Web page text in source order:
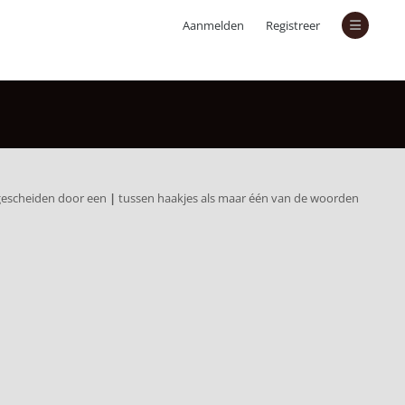
Aanmelden Registreer
door een | tussen haakjes als maar één van de woorden